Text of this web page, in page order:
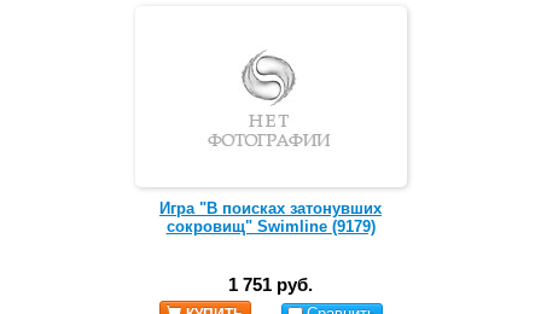
Игра "В поисках затонувших
сокровищ" Swimline (9179)
1 751 руб.